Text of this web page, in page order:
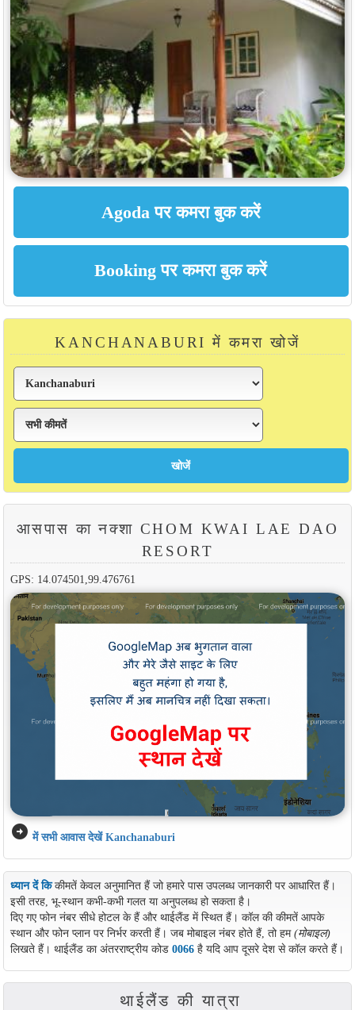
KANCHANABURI में कमरा खोजें
आसपास का नक्शा CHOM KWAI LAE DAO
RESORT
GPS: 14.074501,99.476761
arrow_circle_right में सभी आवास देखें Kanchanaburi
ध्यान दें किकीमतें केवल अनुमानित हैं जो हमारे पास उपलब्ध जानकारी पर आधारित हैं।
इसी तरह, भू-स्थान कभी-कभी गलत या अनुपलब्ध हो सकता है।
दिए गए फोन नंबर सीधे होटल के हैं और थाईलैंड में स्थित हैं। कॉल की कीमतें आपके
स्थान और फोन प्लान पर निर्भर करती हैं। जब मोबाइल नंबर होते हैं, तो हम(मोबाइल)
लिखते हैं। थाईलैंड का अंतरराष्ट्रीय कोड 0066है यदि आप दूसरे देश से कॉल करते हैं।
थाईलैंड की यात्रा